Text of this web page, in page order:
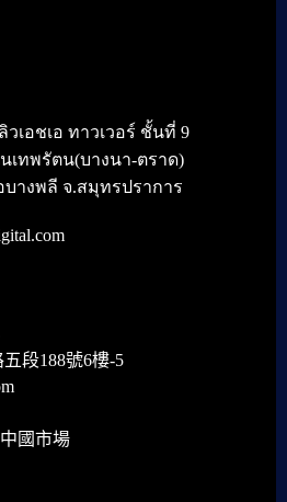
วเอชเอ ทาวเวอร์ ชั้นที่ 9
เทพรัตน(บางนา-ตราด)
บางพลี จ.สมุทรปราการ
段188號6樓-5
國市場